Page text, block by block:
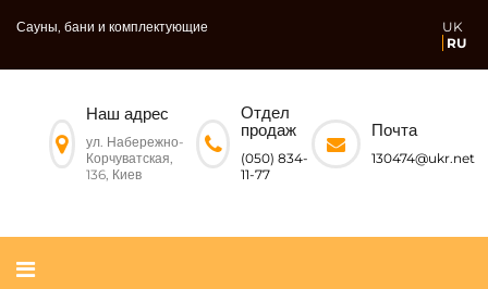
Сауны, бани и комплектующие
UK
RU
Наш адрес
ул. Набережно-
Корчуватская,
136, Киев
Отдел
продаж
(050) 834-
11-77
Почта
130474@ukr.net